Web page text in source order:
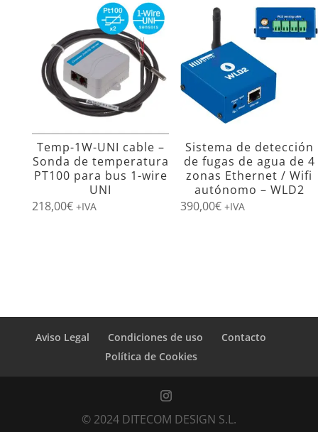
Temp-1W-UNI cable –
Sonda de temperatura
PT100 para bus 1-wire
UNI
218,00€ +IVA
Sistema de detección
de fugas de agua de 4
zonas Ethernet / Wifi
autónomo – WLD2
390,00€ +IVA
Aviso Legal Condiciones de uso
Contacto
Política de Cookies
© 2024 DITECOM DESIGN S.L.